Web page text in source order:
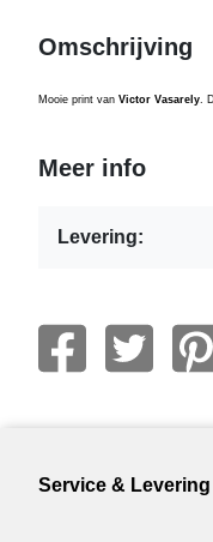
Omschrijving
Mooie print van Victor Vasarely .
Meer info
Levering:
Service & Levering